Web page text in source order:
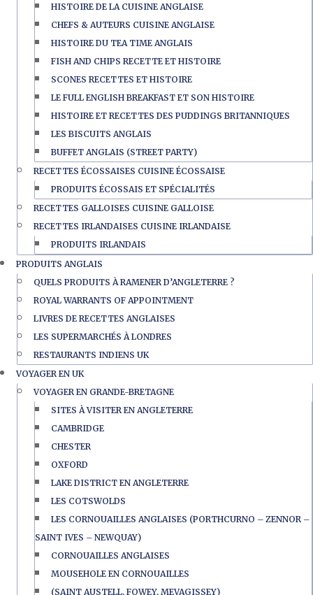
HISTOIRE DE LA CUISINE ANGLAISE
CHEFS & AUTEURS CUISINE ANGLAISE
HISTOIRE DU TEA TIME ANGLAIS
FISH AND CHIPS RECETTE ET HISTOIRE
SCONES RECETTES ET HISTOIRE
LE FULL ENGLISH BREAKFAST ET SON HISTOIRE
HISTOIRE ET RECETTES DES PUDDINGS BRITANNIQUES
LES BISCUITS ANGLAIS
BUFFET ANGLAIS (STREET PARTY)
RECETTES ÉCOSSAISES CUISINE ÉCOSSAISE
PRODUITS ÉCOSSAIS ET SPÉCIALITÉS
RECETTES GALLOISES CUISINE GALLOISE
RECETTES IRLANDAISES CUISINE IRLANDAISE
PRODUITS IRLANDAIS
PRODUITS ANGLAIS
QUELS PRODUITS À RAMENER D’ANGLETERRE ?
ROYAL WARRANTS OF APPOINTMENT
LIVRES DE RECETTES ANGLAISES
LES SUPERMARCHÉS À LONDRES
RESTAURANTS INDIENS UK
VOYAGER EN UK
VOYAGER EN GRANDE-BRETAGNE
SITES À VISITER EN ANGLETERRE
CAMBRIDGE
CHESTER
OXFORD
LAKE DISTRICT EN ANGLETERRE
LES COTSWOLDS
LES CORNOUAILLES ANGLAISES (PORTHCURNO – ZENNOR –
SAINT IVES – NEWQUAY)
CORNOUAILLES ANGLAISES
MOUSEHOLE EN CORNOUAILLES
(SAINT AUSTELL, FOWEY, MEVAGISSEY)